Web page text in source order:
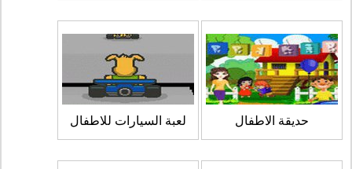
حديقة الاطفال لعبة السيارات للاطفال